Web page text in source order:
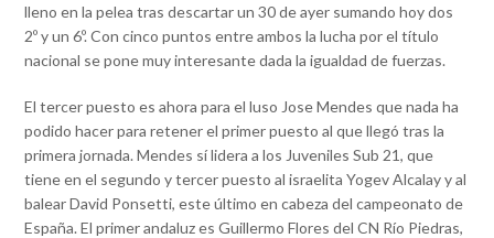
lleno en la pelea tras descartar un 30 de ayer sumando hoy dos
2º y un 6º. Con cinco puntos entre ambos la lucha por el título
nacional se pone muy interesante dada la igualdad de fuerzas.
El tercer puesto es ahora para el luso Jose Mendes que nada ha
podido hacer para retener el primer puesto al que llegó tras la
primera jornada. Mendes sí lidera a los Juveniles Sub 21, que
tiene en el segundo y tercer puesto al israelita Yogev Alcalay y al
balear David Ponsetti, este último en cabeza del campeonato de
España. El primer andaluz es Guillermo Flores del CN Río Piedras,